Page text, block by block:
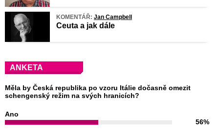
KOMENTÁŘ: Jan Campbell
Ceuta a jak dále
ANKETA
Měla by Česká republika po vzoru Itálie dočasně omezit
schengenský režim na svých hranicích?
Ano
56%